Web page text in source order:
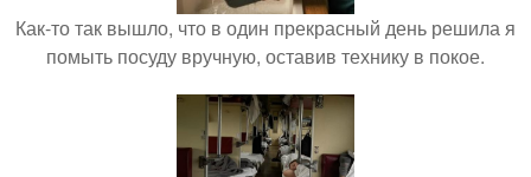
Как-то так вышло, что в один прекрасный день решила я
помыть посуду вручную, оставив технику в покое.